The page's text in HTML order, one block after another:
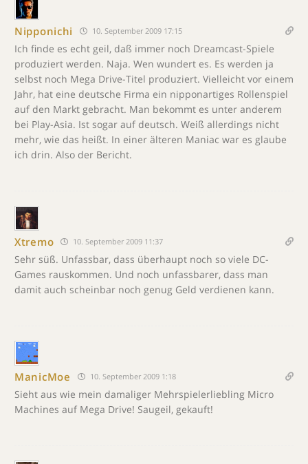
Nipponichi 10. September 2009 17:15
Ich finde es echt geil, daß immer noch Dreamcast-Spiele
produziert werden. Naja. Wen wundert es. Es werden ja
selbst noch Mega Drive-Titel produziert. Vielleicht vor einem
Jahr, hat eine deutsche Firma ein nipponartiges Rollenspiel
auf den Markt gebracht. Man bekommt es unter anderem
bei Play-Asia. Ist sogar auf deutsch. Weiß allerdings nicht
mehr, wie das heißt. In einer älteren Maniac war es glaube
ich drin. Also der Bericht.
Xtremo 10. September 2009 11:37
Sehr süß. Unfassbar, dass überhaupt noch so viele DC-
Games rauskommen. Und noch unfassbarer, dass man
damit auch scheinbar noch genug Geld verdienen kann.
ManicMoe 10. September 2009 1:18
Sieht aus wie mein damaliger Mehrspielerliebling Micro
Machines auf Mega Drive! Saugeil, gekauft!